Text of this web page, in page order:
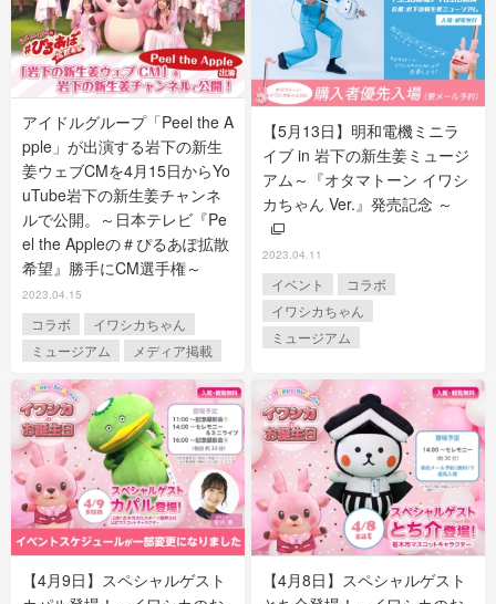
アイドルグループ「Peel the A
pple」が出演する岩下の新生
姜ウェブCMを4月15日からYo
uTube岩下の新生姜チャンネ
ルで公開。～日本テレビ『Pe
el the Appleの＃ぴるあぽ拡散
希望』勝手にCM選手権～
2023.04.15
コラボ
イワシカちゃん
ミュージアム
メディア掲載
【5月13日】明和電機ミニラ
イブ in 岩下の新生姜ミュージ
アム～『オタマトーン イワシ
カちゃん Ver.』発売記念 ～
2023.04.11
イベント
コラボ
イワシカちゃん
ミュージアム
【4月9日】スペシャルゲスト
【4月8日】スペシャルゲスト